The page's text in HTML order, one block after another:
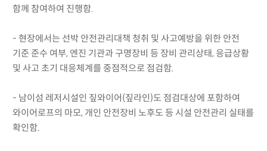
함께 참여하여 진행함.
- 현장에서는 선박 안전관리대책 청취 및 사고예방을 위한 안전
기준 준수 여부, 엔진 기관과 구명장비 등 장비 관리상태, 응급상황
및 사고 초기 대응체계를 중점적으로 점검함.
- 남이섬 레저시설인 짚와이어(짚라인)도 점검대상에 포함하여
와이어로프의 마모, 개인 안전장비 노후도 등 시설 안전관리 실태를
확인함.